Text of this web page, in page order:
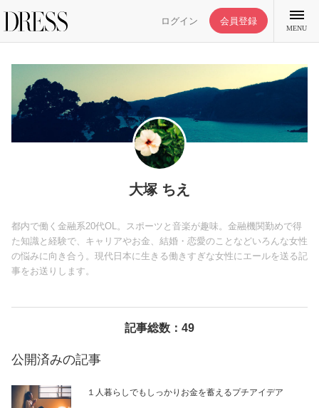
ログイン 会員登録
MENU
特集記事
ライフスタイル
ファッション
恋愛/結婚/離婚
ワークスタイル
大塚 ちえ
都内で働く金融系20代OL。スポーツと音楽が趣味。金融機関勤めで得
た知識と経験で、キャリアやお金、結婚・恋愛のことなどいろんな女性
の悩みに向き合う。現代日本に生きる働きすぎな女性にエールを送る記
事をお送りします。
記事総数：49
公開済みの記事
１人暮らしでもしっかりお金を蓄えるプチアイデア